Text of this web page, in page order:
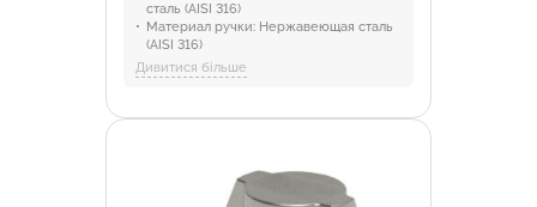
сталь (AISI 316)
Материал ручки: Нержавеющая сталь
(AISI 316)
Материал механизма:
Материал штока:
Латунный цилиндр:Без цилиндра, С
оборудование, Торговля и HoReCa
Дивитися більше